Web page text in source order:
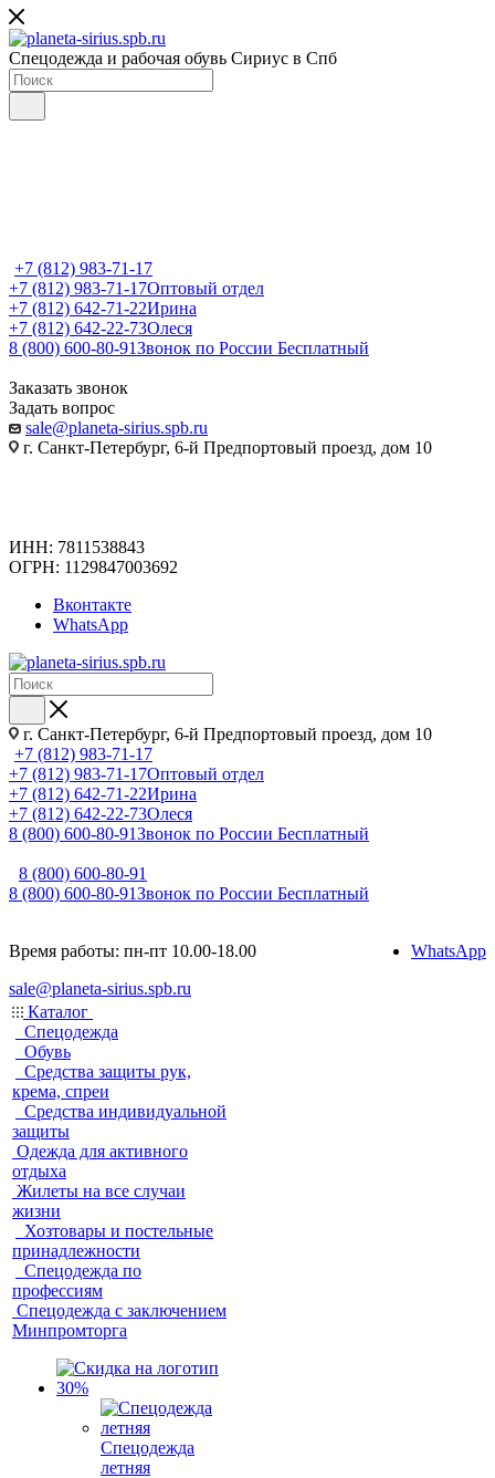
Спецодежда и рабочая обувь Сириус в Спб
+7 (812) 983-71-17
+7 (812) 983-71-17Оптовый отдел
+7 (812) 642-71-22Ирина
+7 (812) 642-22-73Олеся
8 (800) 600-80-91Звонок по России Бесплатный
Заказать звонок
Задать вопрос
sale@planeta-sirius.spb.ru
г. Санкт-Петербург, 6-й Предпортовый проезд, дом 10
ИНН: 7811538843
ОГРН: 1129847003692
Вконтакте
WhatsApp
г. Санкт-Петербург, 6-й Предпортовый проезд, дом 10
+7 (812) 983-71-17
+7 (812) 983-71-17Оптовый отдел
+7 (812) 642-71-22Ирина
+7 (812) 642-22-73Олеся
8 (800) 600-80-91Звонок по России Бесплатный
8 (800) 600-80-91
8 (800) 600-80-91Звонок по России Бесплатный
Время работы: пн-пт 10.00-18.00
sale@planeta-sirius.spb.ru
WhatsApp
Каталог
Спецодежда
Обувь
Средства защиты рук,
крема, спреи
Средства индивидуальной
защиты
Одежда для активного
отдыха
Жилеты на все случаи
жизни
Хозтовары и постельные
принадлежности
Спецодежда по
профессиям
Спецодежда с заключением
Минпромторга
Спецодежда
летняя